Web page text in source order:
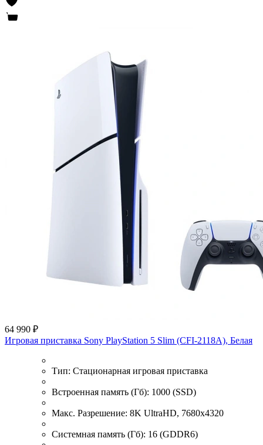
64 990 ₽
Игровая приставка Sony PlayStation 5 Slim (CFI-2118A), Белая
Тип: Стационарная игровая приставка
Встроенная память (Гб): 1000 (SSD)
Макс. Разрешение: 8K UltraHD, 7680x4320
Системная память (Гб): 16 (GDDR6)